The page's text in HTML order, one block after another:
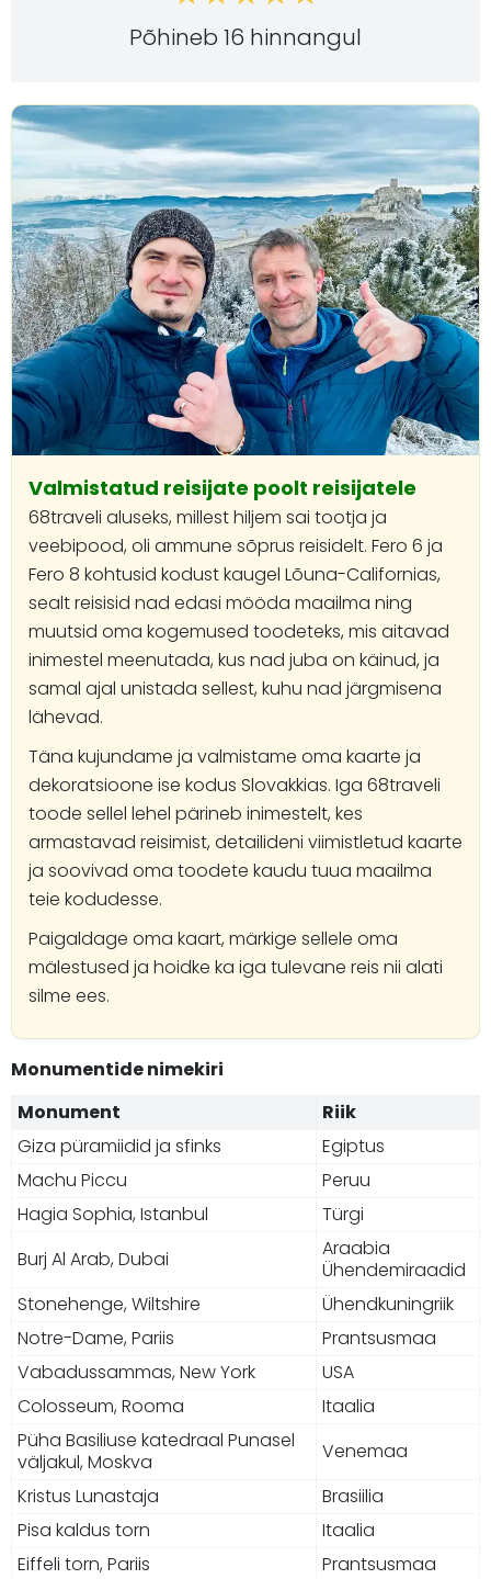
Põhineb 16 hinnangul
Valmistatud reisijate poolt reisijatele
68traveli aluseks, millest hiljem sai tootja ja
veebipood, oli ammune sõprus reisidelt. Fero 6 ja
Fero 8 kohtusid kodust kaugel Lõuna-Californias,
sealt reisisid nad edasi mööda maailma ning
muutsid oma kogemused toodeteks, mis aitavad
inimestel meenutada, kus nad juba on käinud, ja
samal ajal unistada sellest, kuhu nad järgmisena
lähevad.
Täna kujundame ja valmistame oma kaarte ja
dekoratsioone ise kodus Slovakkias. Iga 68traveli
toode sellel lehel pärineb inimestelt, kes
armastavad reisimist, detailideni viimistletud kaarte
ja soovivad oma toodete kaudu tuua maailma
teie kodudesse.
Paigaldage oma kaart, märkige sellele oma
mälestused ja hoidke ka iga tulevane reis nii alati
silme ees.
Monumentide nimekiri
Monument
Riik
Giza püramiidid ja sfinks
Egiptus
Machu Piccu
Peruu
Hagia Sophia, Istanbul
Türgi
Burj Al Arab, Dubai
Araabia
Ühendemiraadid
Stonehenge, Wiltshire
Ühendkuningriik
Notre-Dame, Pariis
Prantsusmaa
Vabadussammas, New York
USA
Colosseum, Rooma
Itaalia
Püha Basiliuse katedraal Punasel
väljakul, Moskva
Venemaa
Kristus Lunastaja
Brasiilia
Pisa kaldus torn
Itaalia
Eiffeli torn, Pariis
Prantsusmaa